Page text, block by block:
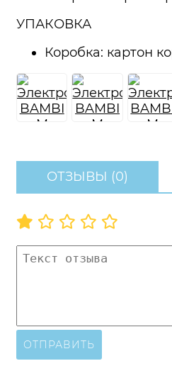
УПАКОВКА
Коробка: картон
ОТЗЫВЫ (0)
ОТПРАВИТЬ